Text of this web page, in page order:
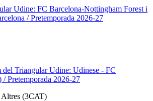
Udine: FC Barcelona-Nottingham Forest i
/ Pretemporada 2026-27
del Triangular Udine: Udinese - FC
/ Pretemporada 2026-27
Altres (3CAT)